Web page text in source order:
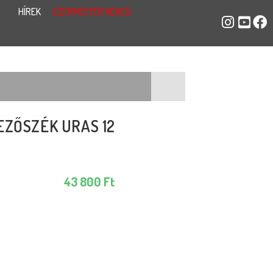
HÍREK
EZERMESTER NEKED
URAS 12
43 800 Ft